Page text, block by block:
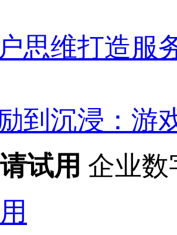
思维打造服
到沉浸：游
试用 企业数